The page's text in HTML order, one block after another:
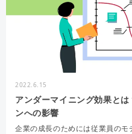
2022.6.15
アンダーマイニング効果と
ンへの影響
企業の成長のためには従業員の